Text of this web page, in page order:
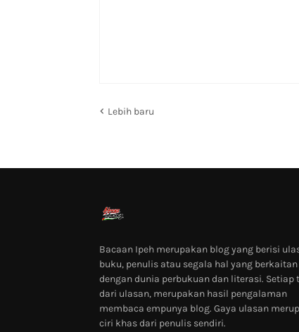
Lebih baru
Bacaan Ipeh merupakan blog yang berisi
buku, penulis atau segala hal yang berkaitan
dengan dunia perbukuan dan literasi. Setiap
dari ulasan, merupakan hasil pengalaman
membaca empunya blog. Gaya ulasan
ciri khas dari penulis sendiri.